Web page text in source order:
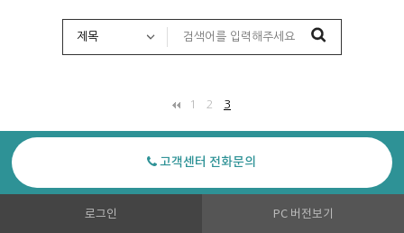
1 2 3
고객센터 전화문의
로그인 PC 버전보기